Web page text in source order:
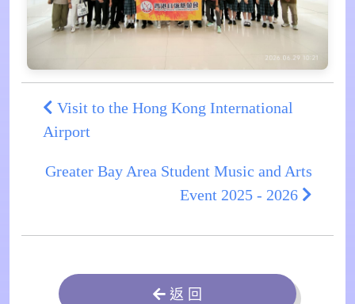
Visit to the Hong Kong International
Airport
Greater Bay Area Student Music and Arts
Event 2025 - 2026
返 回